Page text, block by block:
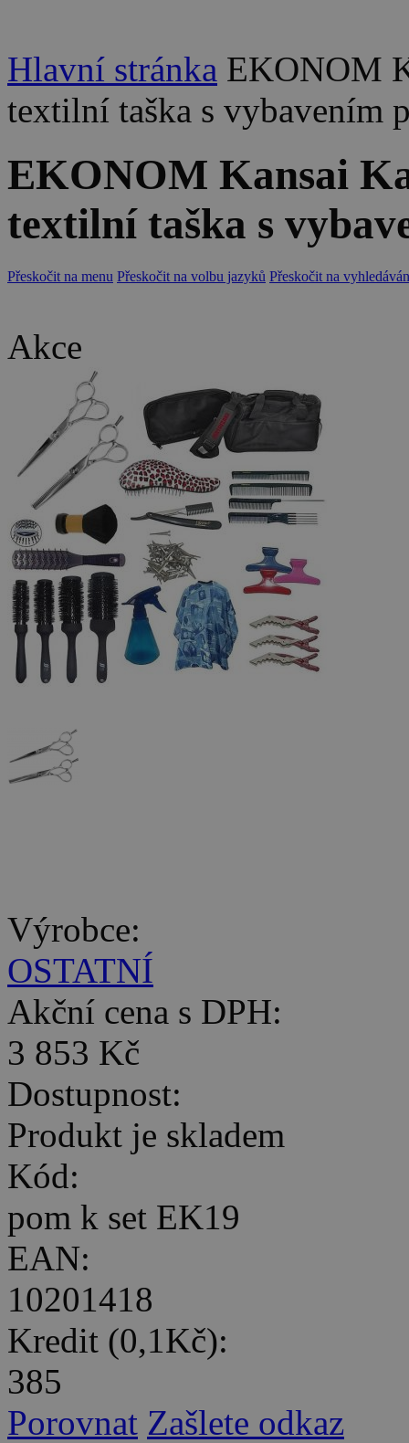
Hlavní stránka EKONOM
textilní taška s vybavením
EKONOM Kansai
textilní taška s
Přeskočit na menu Přeskočit na volbu jazyků Přeskočit na
Akce
Výrobce:
OSTATNÍ
Akční cena s DPH:
3 853 Kč
Dostupnost:
Produkt je skladem
Kód:
pom k set EK19
EAN:
10201418
Kredit (0,1Kč):
385
Porovnat Zašlete odkaz